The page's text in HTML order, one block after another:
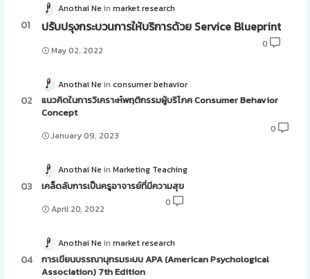
Anothai Ne market research
ปรับปรุงกระบวนการให้บริการด้วย Service Blueprint
May 02, 2022
0
Anothai Ne consumer behavior
แนวคิดในการวิเคราะห์พฤติกรรมผู้บริโภค Consumer Behavior
Concept
January 09, 2023
0
Anothai Ne Marketing Teaching
เคล็ดลับการเป็นครูอาจารย์ที่มีความสุข
April 20, 2022
0
Anothai Ne market research
การเขียนบรรณานุกรมระบบ APA (American Psychological
Association) 7th Edition